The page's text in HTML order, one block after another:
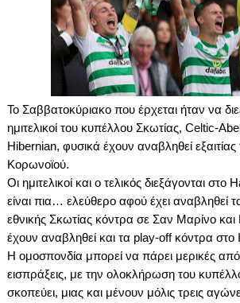
Το Σαββατοκύριακο που έρχεται ήταν να
ημιτελικοί του κυπέλλου Σκωτίας, Celtic-
Hibernian, φυσικά έχουν αναβληθεί
Κορωνοϊού.
Οι ημιτελικοί και ο τελικός διεξάγονται στο
είναι πια… ελεύθερο αφού έχει αναβληθεί
εθνικής Σκωτίας κόντρα σε Σαν Μαρίνο
έχουν αναβληθεί και τα play-off κόντρα στο
Η ομοσπονδία μπορεί να πάρει μερικές από
εισπράξεις, με την ολοκλήρωση του
σκοπεύει, μιας και μένουν μόλις τρεις